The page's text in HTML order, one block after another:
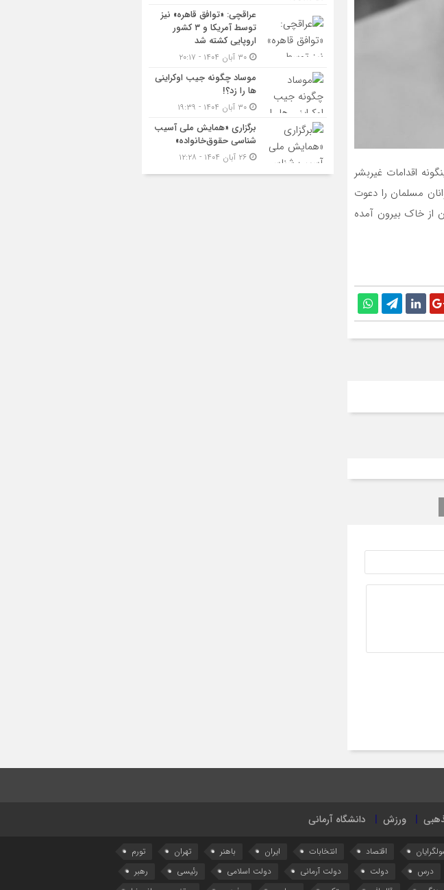
اقدامات غیربشر
مسلمان را دعوت
از خاک بیرون آمده
عراقچی: «توافق قاهره» نیز
توسط آمریکا و ۳ کشور
اروپایی کشته شد
موساد چگونه جیب اوکراینی
ها را زد؟!
برگزاری «همایش ملی آسیب
شناسی حقوق‌خانواده»
ورزش دانشگاه آرمانی
اقتصاد انتخابات ایران باهنر تهران
تورم
درس دولت دولت آرمانی دولت اسلامی رئیسی
رهبر